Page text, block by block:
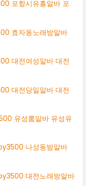
포항시유흥알바 포
효자동노래방알바
대전여성알바 대전
대전당일알바 대전
유성룸알바 유성유
나성동밤알바
대전노래방알바